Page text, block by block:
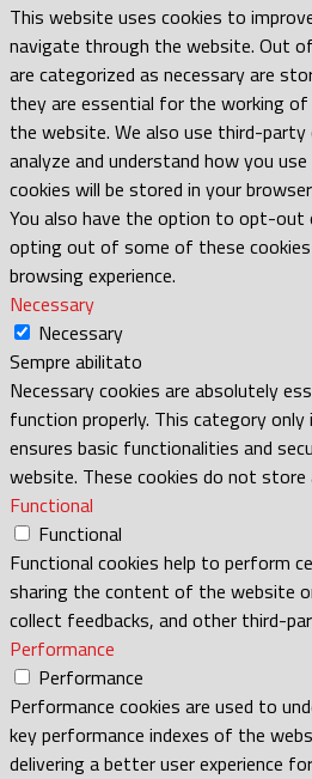
This website uses cookies to
navigate through the website. Out
are categorized as necessary are
they are essential for the working
the website. We also use third-
analyze and understand how you
cookies will be stored in your
You also have the option to opt-out
opting out of some of these
browsing experience.
Necessary
Necessary
Sempre abilitato
Necessary cookies are absolutely
function properly. This category
ensures basic functionalities and
website. These cookies do not
Functional
Functional
Functional cookies help to perform
sharing the content of the website
collect feedbacks, and other third-
Performance
Performance
Performance cookies are used to
key performance indexes of the
delivering a better user experience